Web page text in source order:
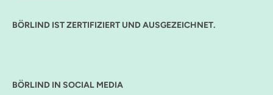
BÖRLIND IST ZERTIFIZIERT UND AUSGEZEICHNET.
BÖRLIND IN SOCIAL MEDIA